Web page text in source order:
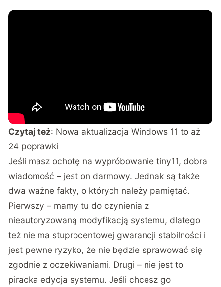
Czytaj też: Nowa aktualizacja Windows 11 to aż
24 poprawki
Jeśli masz ochotę na wypróbowanie tiny11, dobra
wiadomość – jest on darmowy. Jednak są także
dwa ważne fakty, o których należy pamiętać.
Pierwszy – mamy tu do czynienia z
nieautoryzowaną modyfikacją systemu, dlatego
też nie ma stuprocentowej gwarancji stabilności i
jest pewne ryzyko, że nie będzie sprawować się
zgodnie z oczekiwaniami. Drugi – nie jest to
piracka edycja systemu. Jeśli chcesz go